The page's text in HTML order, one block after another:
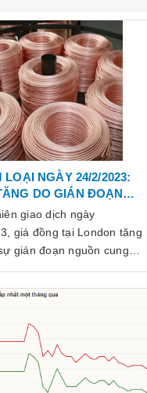
LOẠI NGÀY 24/2/2023:
DO GIÁN ĐOẠN
Ở PANAMA
giao dịch ngày
giá đồng tại London tăng
gián đoạn nguồn cung
đình chỉ chế biến quặng
chính ở Panama.